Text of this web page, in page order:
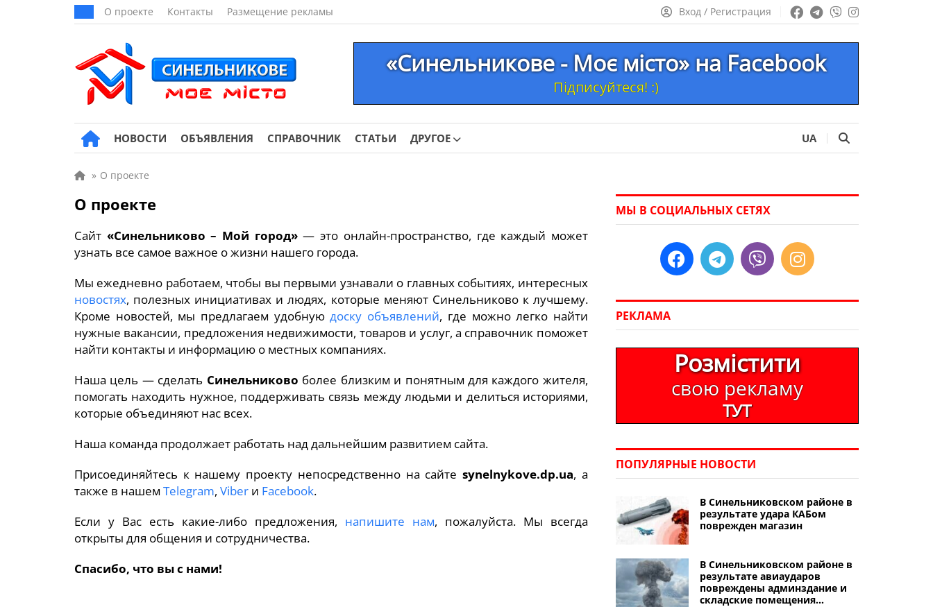
О проекте Контакты Размещение рекламы Вход / Регистрация
«Синельникове - Моє місто» на Facebook
Підписуйтеся! :)
НОВОСТИ ОБЪЯВЛЕНИЯ СПРАВОЧНИК СТАТЬИ ДРУГОЕ UA
» О проекте
О проекте
Сайт «Синельниково – Мой город»— это онлайн-пространство, где каждый может
узнать все самое важное о жизни нашего города.
Мы ежедневно работаем, чтобы вы первыми узнавали о главных событиях, интересных
новостях, полезных инициативах и людях, которые меняют Синельниково к лучшему.
Кроме новостей, мы предлагаем удобнуюдоску объявлений, где можно легко найти
нужные вакансии, предложения недвижимости, товаров и услуг, а справочник поможет
найти контакты и информацию о местных компаниях.
Наша цель — сделать Синельниково более близким и понятным для каждого жителя,
помогать находить нужное, поддерживать связь между людьми и делиться историями,
которые объединяют нас всех.
Наша команда продолжает работать над дальнейшим развитием сайта.
Присоединяйтесь к нашему проекту непосредственно на сайтеsynelnykove.dp.ua, а
также в нашем Telegram, Viber и Facebook.
Если у Вас есть какие-либо предложения, напишите нам, пожалуйста. Мы всегда
открыты для общения и сотрудничества.
Спасибо, что вы с нами!
МЫ В СОЦИАЛЬНЫХ СЕТЯХ
РЕКЛАМА
Розмістити
свою рекламу
ТУТ
ПОПУЛЯРНЫЕ НОВОСТИ
В Синельниковском районе в
результате удара КАБом
поврежден магазин
В Синельниковском районе в
результате авиаударов
повреждены админздание и
складские помещения